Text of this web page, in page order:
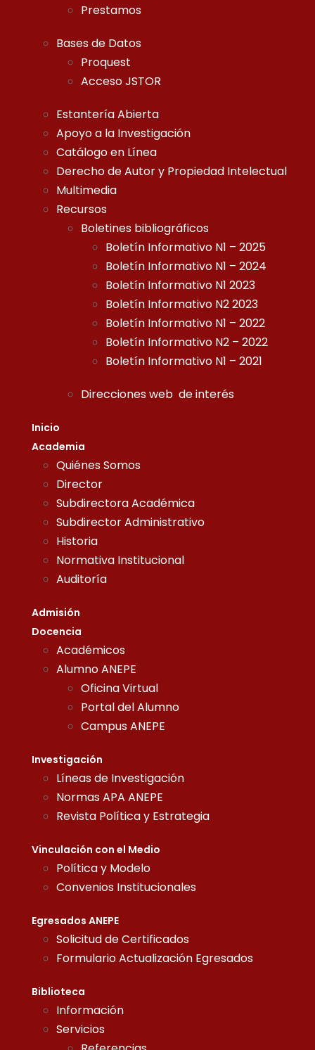
Prestamos
Bases de Datos
Proquest
Acceso JSTOR
Estantería Abierta
Apoyo a la Investigación
Catálogo en Línea
Derecho de Autor y Propiedad Intelectual
Multimedia
Recursos
Boletines bibliográficos
Boletín Informativo N1 – 2025
Boletín Informativo N1 – 2024
Boletín Informativo N1 2023
Boletín Informativo N2 2023
Boletín Informativo N1 – 2022
Boletín Informativo N2 – 2022
Boletín Informativo N1 – 2021
Direcciones web de interés
Inicio
Academia
Quiénes Somos
Director
Subdirectora Académica
Subdirector Administrativo
Historia
Normativa Institucional
Auditoría
Admisión
Docencia
Académicos
Alumno ANEPE
Oficina Virtual
Portal del Alumno
Campus ANEPE
Investigación
Líneas de Investigación
Normas APA ANEPE
Revista Política y Estrategia
Vinculación con el Medio
Política y Modelo
Convenios Institucionales
Egresados ANEPE
Solicitud de Certificados
Formulario Actualización Egresados
Biblioteca
Información
Servicios